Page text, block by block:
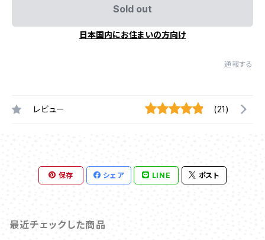
Sold out
日本国内にお住まいの方向け
通報する
レビュー (21)
保存 シェア LINE ポスト
最近チェックした商品